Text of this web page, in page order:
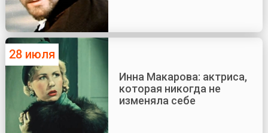
28 июля
Инна Макарова: актриса,
которая никогда не
изменяла себе